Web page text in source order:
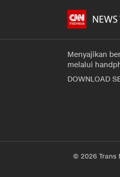
Menyajikan
melalui
DOWNLOAD
© 2026 Trans